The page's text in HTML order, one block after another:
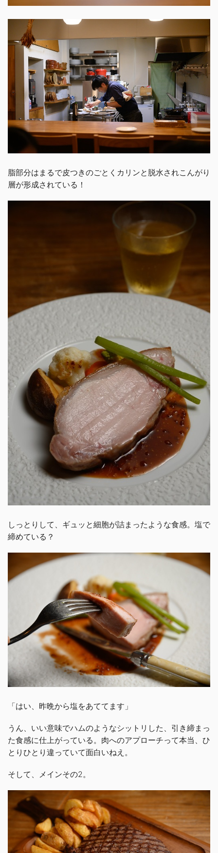
脂部分はまるで皮つきのごとくカリンと脱水されこんがり
層が形成されている！
しっとりして、ギュッと細胞が詰まったような食感。塩で
締めている？
「はい、昨晩から塩をあててます」
うん、いい意味でハムのようなシットリした、引き締まっ
た食感に仕上がっている。肉へのアプローチって本当、ひ
とりひとり違っていて面白いねえ。
そして、メインその2。